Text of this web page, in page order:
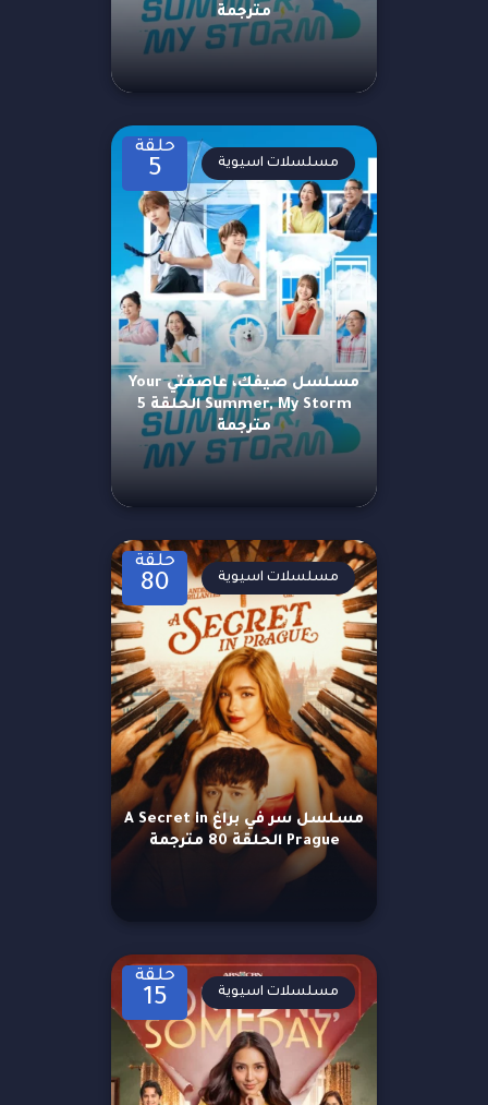
مترجمة
حلقة
5
مسلسل صيفك، عاصفتي Your
Summer, My Storm الحلقة 5
مترجمة
مسلسلات اسيوية
حلقة
80
مسلسل سر في براغ A Secret in
Prague الحلقة 80 مترجمة
مسلسلات اسيوية
حلقة
15 مسلسلات اسيوية